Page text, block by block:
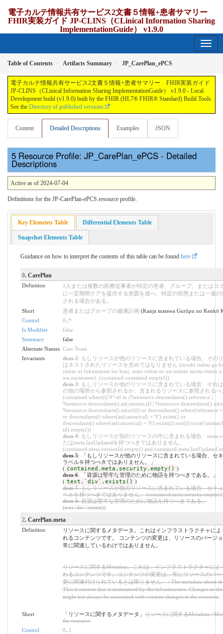
電子カルテ情報共有サービス2文書５情報+患者サマリー
FHIR実装ガイド JP-CLINS（CLinical Information Sharing
ImplementationGuide） v1.9.0
Table of Contents Artifacts Summary JP_CarePlan_ePCS
電子カルテ情報共有サービス2文書５情報+患者サマリー FHIR実装ガイド
JP-CLINS（CLinical Information Sharing ImplementationGuide） v1.9.0 - Local
Development build (v1.9.0) built by the FHIR (HL7® FHIR® Standard) Build Tools.
See the Directory of published versions
Content Detailed Descriptions Examples JSON
Resource Profile: JP_CarePlan_ePCS - Detailed
Descriptions
Active as of 2024-07-04
Definitions for the JP-CarePlan-ePCS resource profile.
Key Elements Table Differential Elements Table
Snapshot Elements Table
Guidance on how to interpret the contents of this table can be found here
0. CarePlan
Definition
1人または複数の医療従事者が特定の患者、グループ、またはコ
に一定期間ケアを提供する意図を述べ、特定の状態または一連の
される場合がある。
Short
患者またはグループの健康計画 (Kanja matawa Gurūpu no Kenkō
Control
0 *
Is Modifier
false
Summary
false
Alternate Names Care Team
Invariants
dom-2: もしリソースが他のリソースに含まれている場合、その
はネストされたリソースを含めてはなりません (moshi risōsu ga
risōsu ni fukumarete iru baai, sono risōsu ni wa nesuto sareta risōsu
wa narimasen). (contained.contained.empty())
dom-3: もしリソースが他のリソースに含まれている場合、それ
の他の場所から参照されるか、含まれるリソースに参照されるべ
(contained.where((('#'+id in (%resource.descendants().reference |
%resource.descendants().as(canonical) |
%resource.descendants().as(url))) or descendants().where(reference
or descendants().where(as(canonical) = '#').exists() or
descendants().where(as(canonical) =
id).empty())
dom-4: もしリソースが別のリソースの中に含まれる場合、
たはmeta.lastUpdatedを持つべきではありません。
(contained.meta.versionId.empty() and
dom-5: 「もしリソースが他のリソースに含まれている場合、セ
ラベルを持つべきではありません。」
( contained.meta.security.empty() )
dom-6: 「資源は堅牢な管理のために物語を持つべきである。」
( text.`div`.exists() )
dom-5: もしリソースが他のリソースに含まれている場合、セキ
ベルを持つべきではありません。
dom-6: 資源は堅牢な管理のために物語を持つべきである。
(text.`div`.exists())
2. CarePlan.meta
Definition
リソースに関するメタデータ。これはインフラストラクチャによ
れるコンテンツです。 コンテンツの変更は、リソースのバージ
常に関連しているわけではありません。
リソースに関するMetadata。これは、インフラストラクチャによ
れるコンテンツです。コンテンツの変更は、常にリソースのバー
更に関連付けられているとは限りません。 / The metadata about
This is content that is maintained by the infrastructure. Changes to
might not always be associated with version changes to the resource.
Short 「リソースに関するメタデータ」リソースに関するMetadata /
the resource
Control
0
1